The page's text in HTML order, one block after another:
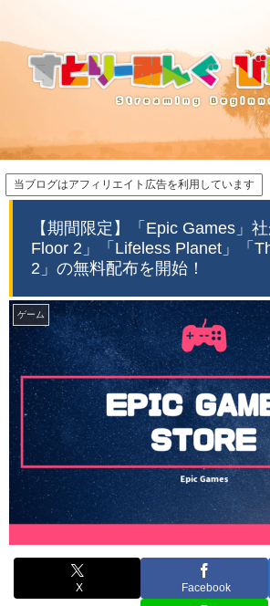
当ブログはアフィリエイト広告を利用しています
【期間限定】「Epic Games」
Floor 2」「Lifeless Planet」「
2」の無料配布を開始！
ゲーム
X Facebook